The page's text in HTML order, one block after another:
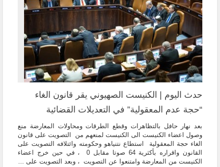
حدث اليوم | الكنيست الصهيوني يقر قانون الغاء
“حجة عدم المعقولية” في التعديلات القضائية
بعد نهار حافل بالتظاهرات وقطع الطرقات ومحاولات المعارضة منع
وصول اعضاء الكنيست الى الكنيست لمنعهم من التصويت على قانون
الغاء حجة المعقولية استطاع نتنياهو وحكومته وائتلافه التصويت على
القانون واقراره بأكثرية 64 صوتا مقابل 0 ، في حين خرج اعضاء
الكنيست من المعارضة وامتنعوا عن التصويت ، وبعد التصويت على ...